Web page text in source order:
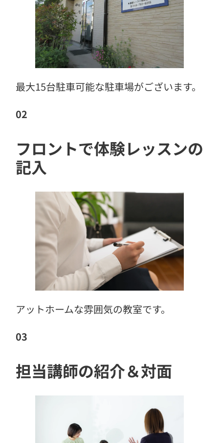
最大15台駐車可能な駐車場がございます。
02
フロントで体験レッスンの
記入
アットホームな雰囲気の教室です。
03
担当講師の紹介＆対面